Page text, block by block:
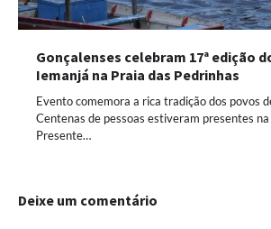
Gonçalenses celebram 17ª edição
Iemanjá na Praia das Pedrinhas
Evento comemora a rica tradição dos povos
Centenas de pessoas estiveram presentes na
Presente…
Deixe um comentário